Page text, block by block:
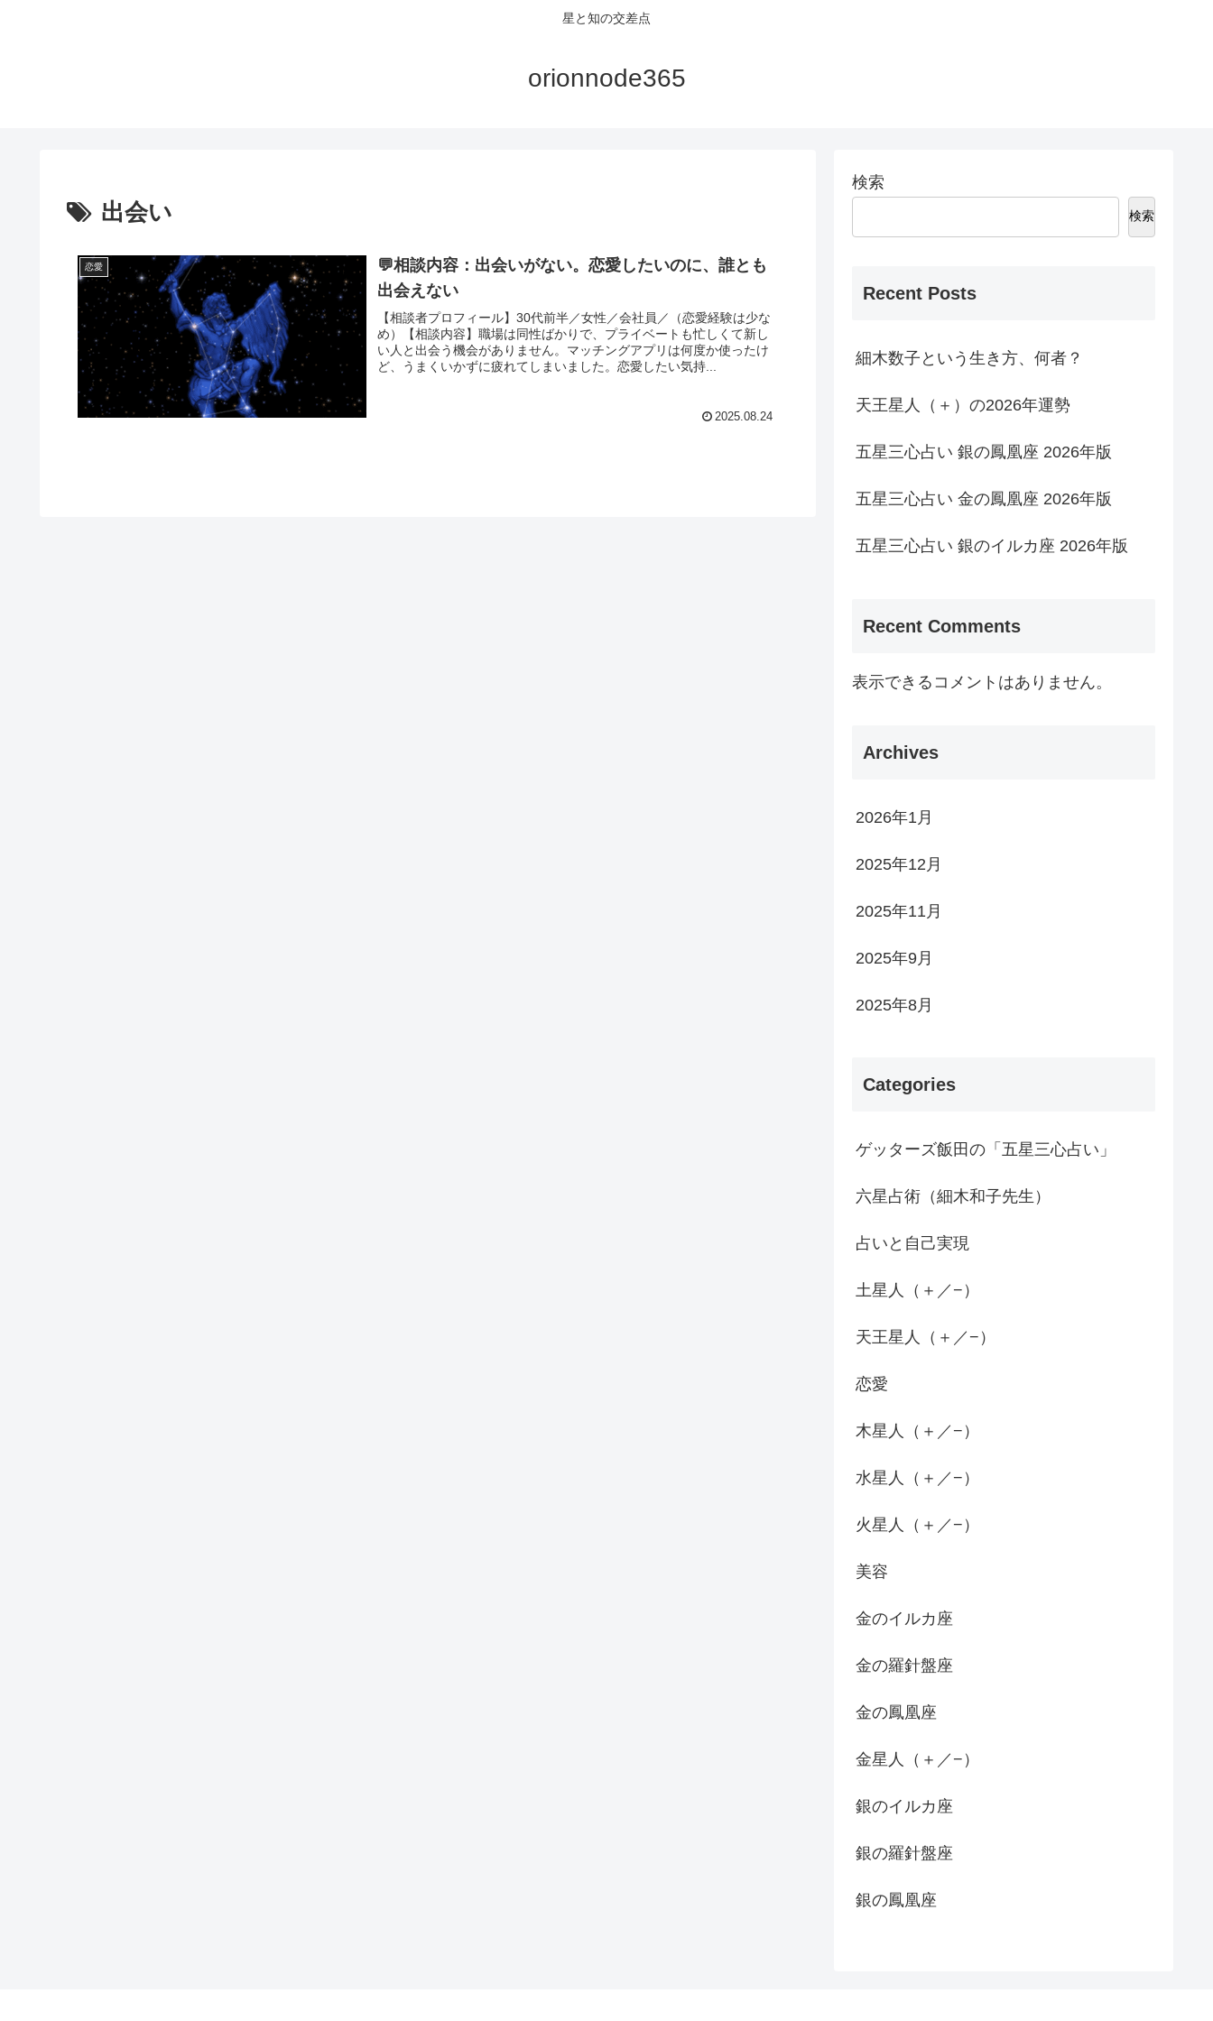
星と知の交差点
orionnode365
出会い
恋愛
💬相談内容：出会いがない。恋愛したいのに、誰とも
出会えない
【相談者プロフィール】30代前半／女性／会社員／（恋愛経験は少な
め）【相談内容】職場は同性ばかりで、プライベートも忙しくて新し
い人と出会う機会がありません。マッチングアプリは何度か使ったけ
ど、うまくいかずに疲れてしまいました。恋愛したい気持...
2025.08.24
検索
検索
Recent Posts
細木数子という生き方、何者？
天王星人（＋）の2026年運勢
五星三心占い 銀の鳳凰座 2026年版
五星三心占い 金の鳳凰座 2026年版
五星三心占い 銀のイルカ座 2026年版
Recent Comments
表示できるコメントはありません。
Archives
2026年1月
2025年12月
2025年11月
2025年9月
2025年8月
Categories
ゲッターズ飯田の「五星三心占い」
六星占術（細木和子先生）
占いと自己実現
土星人（＋／−）
天王星人（＋／−）
恋愛
木星人（＋／−）
水星人（＋／−）
火星人（＋／−）
美容
金のイルカ座
金の羅針盤座
金の鳳凰座
金星人（＋／−）
銀のイルカ座
銀の羅針盤座
銀の鳳凰座